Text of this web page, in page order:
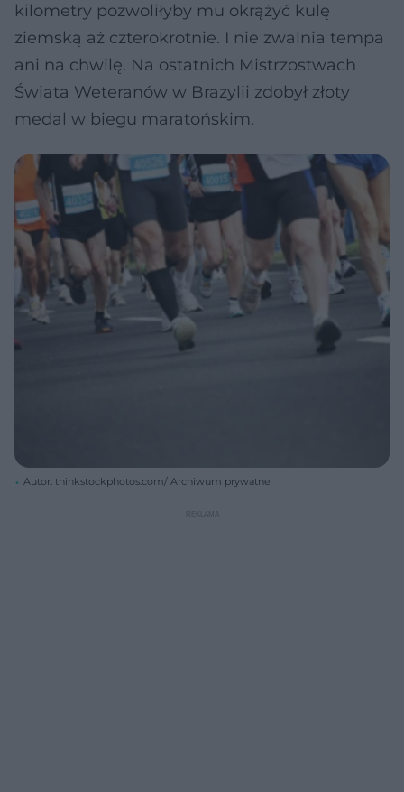
kilometry pozwoliłyby mu okrążyć kulę
ziemską aż czterokrotnie. I nie zwalnia tempa
ani na chwilę. Na ostatnich Mistrzostwach
Świata Weteranów w Brazylii zdobył złoty
medal w biegu maratońskim.
Autor: thinkstockphotos.com/ Archiwum prywatne